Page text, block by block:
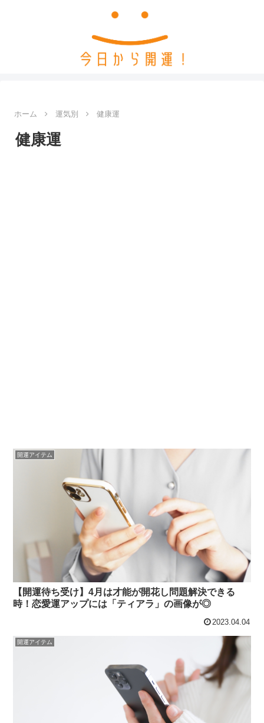
ホーム 運気別 健康運
健康運
開運アイテム
【開運待ち受け】4月は才能が開花し問題解決できる
時！恋愛運アップには「ティアラ」の画像が◎
2023.04.04
開運アイテム